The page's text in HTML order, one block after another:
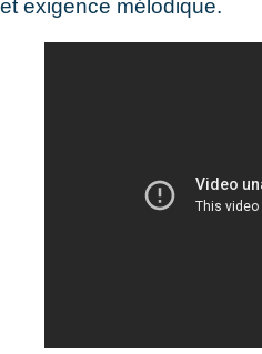
et exigence mélodique.